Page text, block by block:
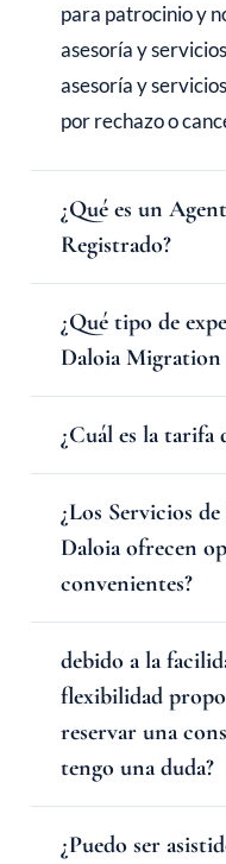
para patrocinio y
asesoría y
asesoría y
por rechazo o
¿Qué es un
Registrado?
¿Qué tipo de
Daloia Migration
¿Cuál es la tarifa
¿Los Servicios
Daloia ofrecen
convenientes?
debido a la
flexibilidad
reservar una
tengo una duda?
¿Puedo ser